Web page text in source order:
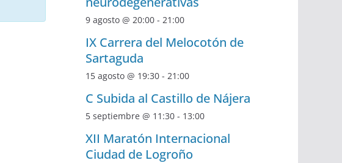
9 agosto @ 20:00 - 21:00
IX Carrera del Melocotón de
Sartaguda
15 agosto @ 19:30 - 21:00
C Subida al Castillo de Nájera
5 septiembre @ 11:30 - 13:00
XII Maratón Internacional
Ciudad de Logroño